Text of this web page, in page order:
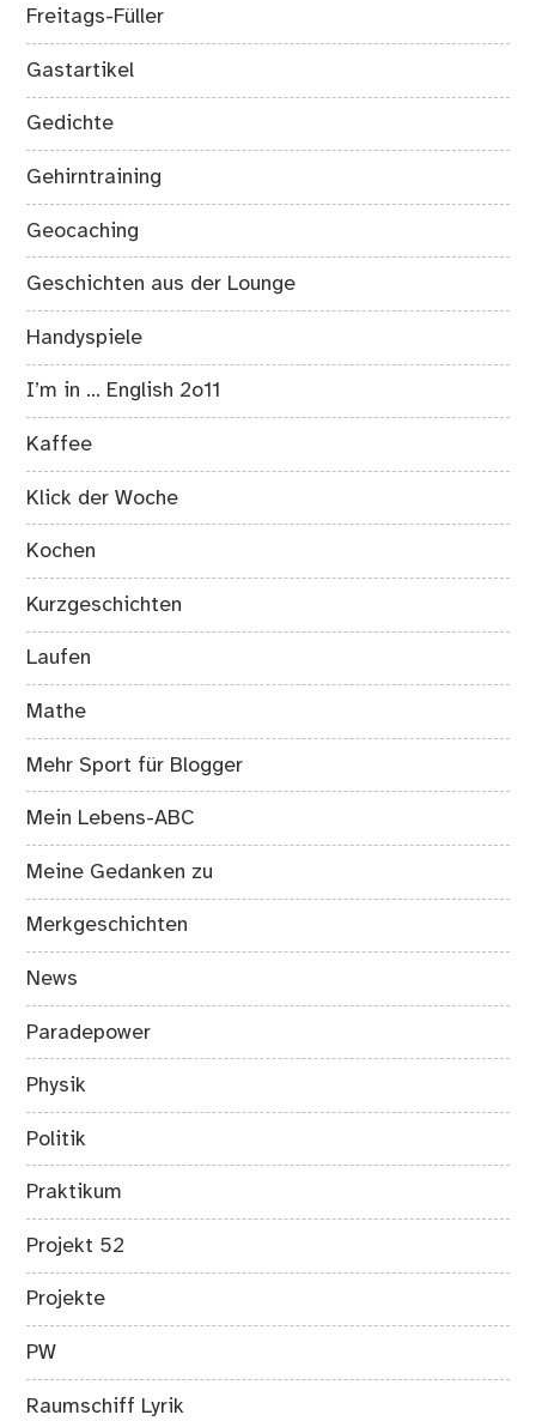
Freitags-Füller
Gastartikel
Gedichte
Gehirntraining
Geocaching
Geschichten aus der Lounge
Handyspiele
I’m in … English 2o11
Kaffee
Klick der Woche
Kochen
Kurzgeschichten
Laufen
Mathe
Mehr Sport für Blogger
Mein Lebens-ABC
Meine Gedanken zu
Merkgeschichten
News
Paradepower
Physik
Politik
Praktikum
Projekt 52
Projekte
PW
Raumschiff Lyrik